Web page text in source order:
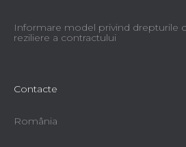
Informare model privind drepturile
reziliere a contractului
Contacte
România